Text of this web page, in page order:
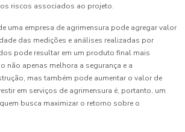
riscos associados ao projeto.
uma empresa de agrimensura pode agregar valor
das medições e análises realizadas por
pode resultar em um produto final mais
não apenas melhora a segurança e a
mas também pode aumentar o valor de
em serviços de agrimensura é, portanto, um
busca maximizar o retorno sobre o